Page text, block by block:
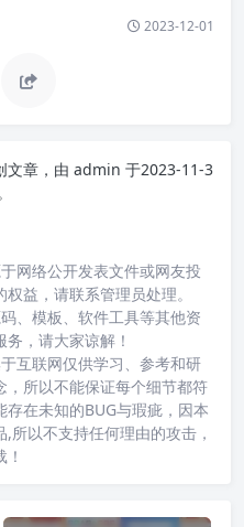
2023-12-01
文章，由 admin 于2023-11-3
网络公开发表文件或网友投
益，请联系管理员处理。
、模板、软件工具等其他资
，请大家谅解！
互联网仅供学习、参考和研
，所以不能保证每个细节都符
存在未知的BUG与瑕疵，因本
所以不支持任何理由的攻击，